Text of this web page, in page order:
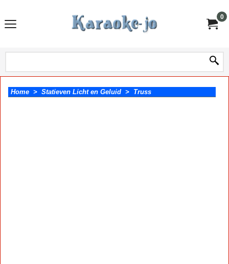
0
Home > Statieven Licht en Geluid > Truss